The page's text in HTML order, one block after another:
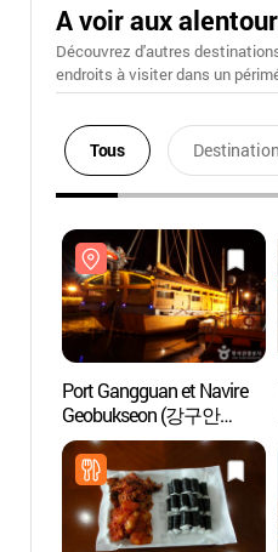
A voir aux
Découvrez d'autres
endroits à visiter dans un
Tous
Port Gangguan et Navire
Geobukseon (강구안
거북선)